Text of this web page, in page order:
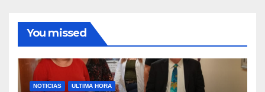
You missed
NOTICIAS ULTIMA HORA